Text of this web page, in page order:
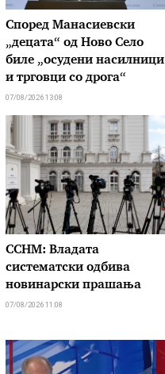
Според Манасиевски
„децата“ од Ново Село
биле „осудени насилници
и трговци со дрога“
07/08/2026 13:08
ССНМ: Владата
систематски одбива
новинарски прашања
07/08/2026 11:08